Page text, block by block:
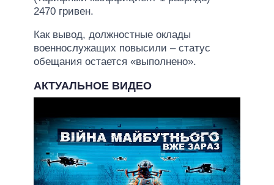
2470 гривен.
Как вывод, должностные оклады
военнослужащих повысили – статус
обещания остается «выполнено».
АКТУАЛЬНОЕ ВИДЕО